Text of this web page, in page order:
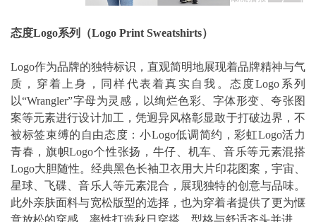
态度Logo系列（Logo Print Sweatshirts）
Logo作为品牌的独特标识，直观简明地展现着品牌精神与气
质，穿着上身，同样代表着真实自我。态度Logo系列
以“Wrangler”字母为灵感，以绚烂色彩、字体形变、夸张图
案等元素进行设计加工，凭迥异风格彰显敢于打破边界，不
被标签束缚的自由态度：小Logo低调简约，彩虹Logo活力
青春，旗帜Logo个性张扬，牛仔、机车、音乐等元素混搭
Logo大胆随性。经典黑色长袖卫衣用大片印花图案，宇宙、
星球、飞碟、音乐人等元素混合，展现独特的创意与品味。
此外亲肤面料与宽松版型的选择，也为穿着者提供了更为惬